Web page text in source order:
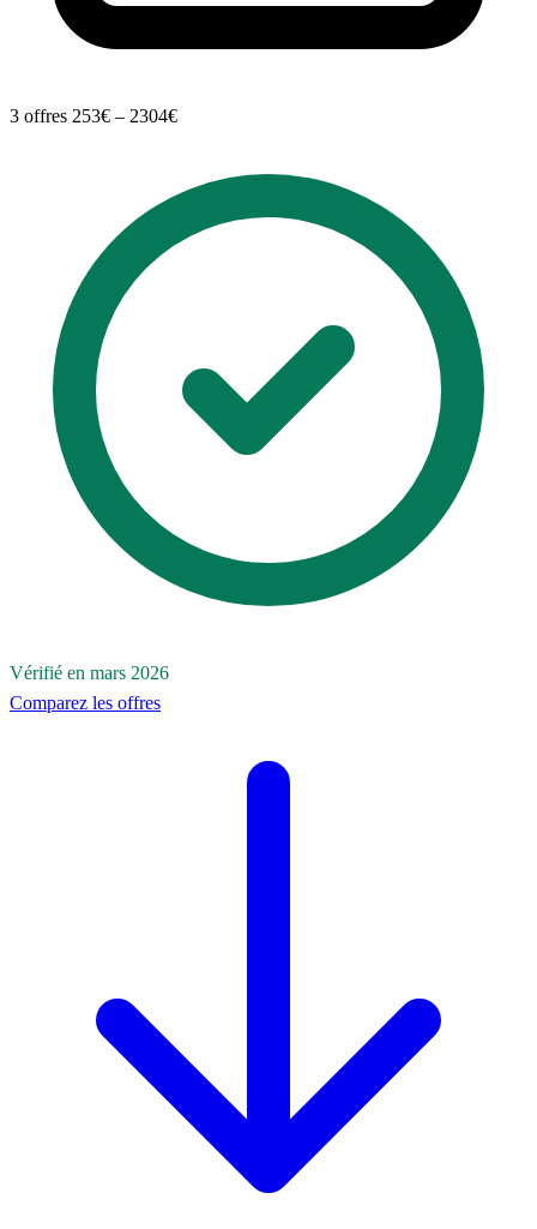
3 offres 253€ – 2304€
Vérifié en mars 2026
Comparez les offres